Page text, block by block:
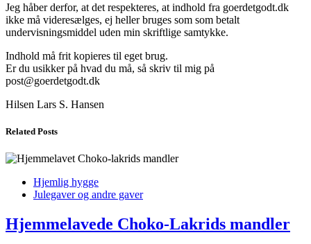
Jeg håber derfor, at det respekteres, at indhold fra goerdetgodt.dk
ikke må videresælges, ej heller bruges som som betalt
undervisningsmiddel uden min skriftlige samtykke.
Indhold må frit kopieres til eget brug.
Er du usikker på hvad du må, så skriv til mig på
post@goerdetgodt.dk
Hilsen Lars S. Hansen
Related Posts
Hjemlig hygge
Julegaver og andre gaver
Hjemmelavede Choko-Lakrids mandler